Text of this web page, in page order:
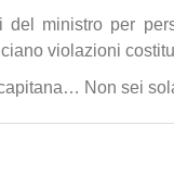
del ministro per
violazioni
Non sei